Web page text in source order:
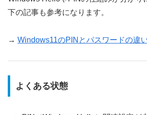
下の記事も参考になります。
→ Windows11のPINとパスワードの違
よくある状態